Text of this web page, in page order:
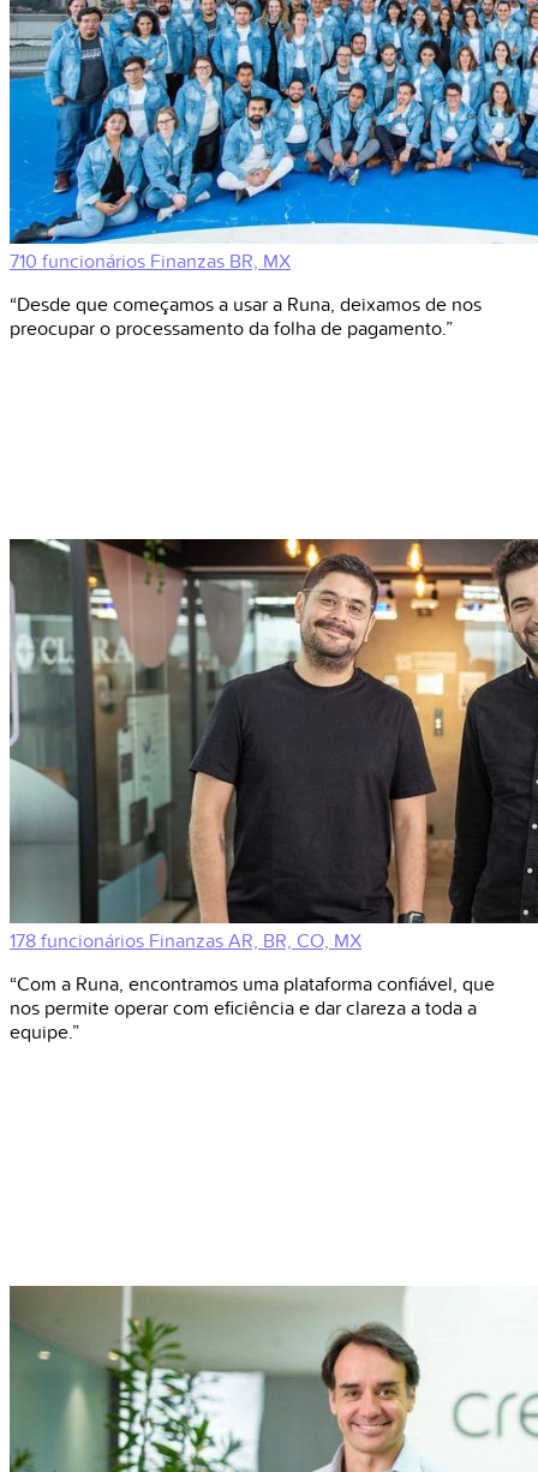
710 funcionários Finanzas BR, MX
“Desde que começamos a usar a Runa, deixamos de nos
preocupar o processamento da folha de pagamento.”
178 funcionários Finanzas AR, BR, CO, MX
“Com a Runa, encontramos uma plataforma confiável, que
nos permite operar com eficiência e dar clareza a toda a
equipe.”